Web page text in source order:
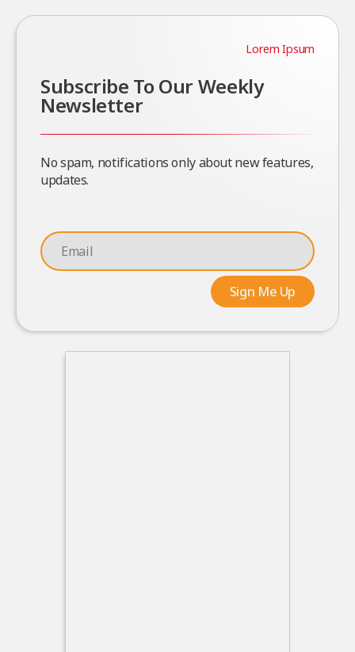
Lorem Ipsum
Subscribe To Our Weekly
Newsletter
No spam, notifications only about new features,
updates.
Sign Me Up